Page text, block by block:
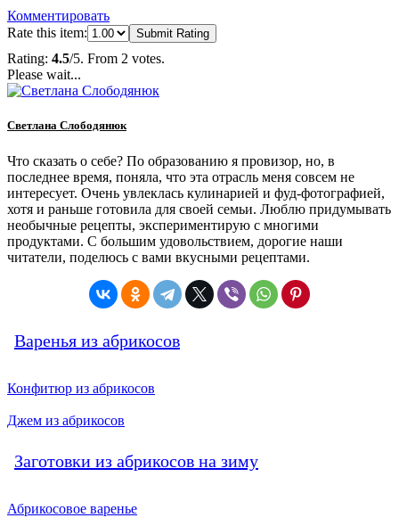
Комментировать
Rate this item:
Submit Rating
Rating: 4.5/5. From 2 votes.
Please wait...
Светлана Слободянюк
Что сказать о себе? По образованию я провизор, но, в
последнее время, поняла, что эта отрасль меня совсем не
интересует. Очень увлеклась кулинарией и фуд-фотографией,
хотя и раньше готовила для своей семьи. Люблю придумывать
необычные рецепты, экспериментирую с многими
продуктами. С большим удовольствием, дорогие наши
читатели, поделюсь с вами вкусными рецептами.
Варенья из абрикосов
Конфитюр из абрикосов
Джем из абрикосов
Заготовки из абрикосов на зиму
Абрикосовое варенье